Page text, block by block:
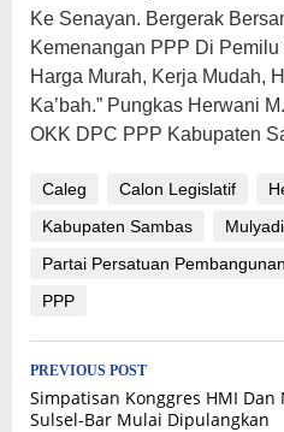
Ke Senayan. Bergerak
Kemenangan PPP Di Pemilu
Harga Murah, Kerja Mudah,
Ka’bah.” Pungkas Herwani
OKK DPC PPP Kabupaten
Caleg Calon Legislatif
Kabupaten Sambas
Mulyadi
Partai Persatuan Pembangunan
PPP
Post
navigation
PREVIOUS POST
Simpatisan Konggres HMI
Sulsel-Bar Mulai Dipulangkan